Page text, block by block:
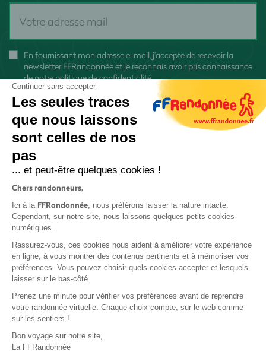
En fournissant mon adresse e-mail, j'accepte de recevoir la
newsletter FFRandonnée et je reconnais avoir pris connaissance
denotre politique de confidentialité
Protection des données
Politique de confidentialité
Continuer sans accepter
Les seules traces
que nous laissons
sont celles de nos
pas
... et peut-être quelques cookies !
Chers randonneurs,
Ici à la FFRandonnée, nous préférons laisser la nature intacte.
Cependant, sur notre site, nous laissons quelques petits cookies
numériques.
Rassurez-vous, ces cookies nous aident à améliorer votre expérience
en ligne, à vous montrer des contenus pertinents et à mémoriser vos
préférences. Vous pouvez choisir quels cookies accepter et lesquels
laisser sur le bas-côté.
Prenez une minute pour vérifier vos préférences avant de reprendre
votre randonnée virtuelle. Chaque choix compte, sur le web comme
sur les sentiers !
Bon voyage sur notre site,
La FFRandonnée